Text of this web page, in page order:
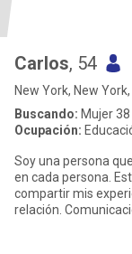
Carlos, 54
New York, New
Buscando: Mujer 38
Ocupación:
Soy una persona que sabe
en cada persona. Estoy en un punto en mi vida en que quiero
compartir mis experiencias,
relación.